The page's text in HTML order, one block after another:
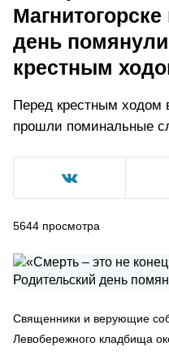
день
крестным
Перед крестным ходом
прошли поминальные
5644 просмотра
Священники и верующие
Левобережного кладбища